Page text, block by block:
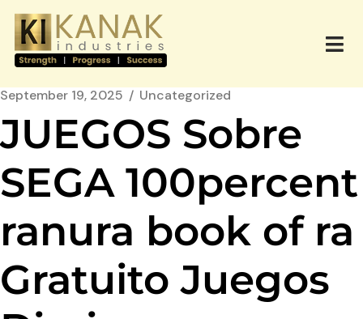
September 19, 2025 Uncategorized
JUEGOS Sobre
SEGA 100percent
ranura book of ra
Gratuito Juegos